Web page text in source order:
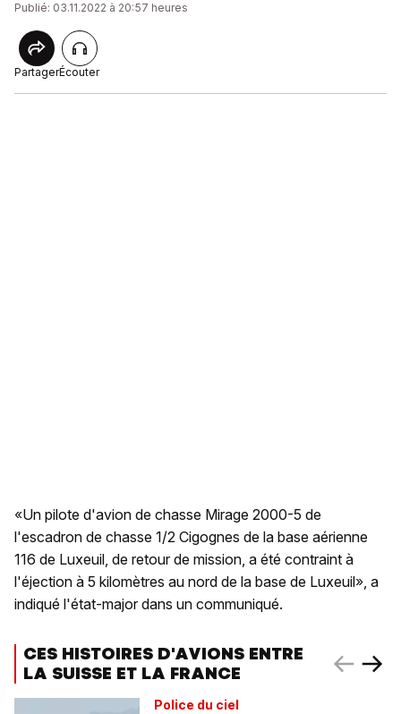
Publié: 03.11.2022 à 20:57 heures
PartagerÉcouter
«Un pilote d'avion de chasse Mirage 2000-5 de
l'escadron de chasse 1/2 Cigognes de la base aérienne
116 de Luxeuil, de retour de mission, a été contraint à
l'éjection à 5 kilomètres au nord de la base de Luxeuil», a
indiqué l'état-major dans un communiqué.
CES HISTOIRES D'AVIONS ENTRE
LA SUISSE ET LA FRANCE
Police du ciel